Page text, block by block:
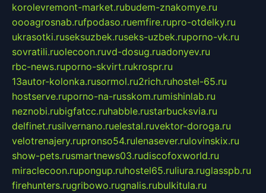
korolevremont-market.rubudem-znakomye.ru
oooagrosnab.rufpodaso.ruemfire.rupro-otdelky.ru
ukrasotki.ruseksuzbek.ruseks-uzbek.ruporno-vk.ru
sovratili.ruolecoon.ruvd-dosug.ruadonyev.ru
rbc-news.ruporno-skvirt.rukrospr.ru
13autor-kolonka.rusormol.ru2rich.ruhostel-65.ru
hostserve.ruporno-na-russkom.rumishinlab.ru
neznobi.rubigfatcc.ruhabble.rustarbucksvia.ru
delfinet.rusilvernano.ruelestal.ruvektor-doroga.ru
velotrenajery.rupronso54.rulenasever.rulovinskix.ru
show-pets.rusmartnews03.rudiscofoxworld.ru
miraclecoon.rupongup.ruhostel65.ruliura.ruglasspb.ru
firehunters.rugribowo.rugnalis.rubulkitula.ru